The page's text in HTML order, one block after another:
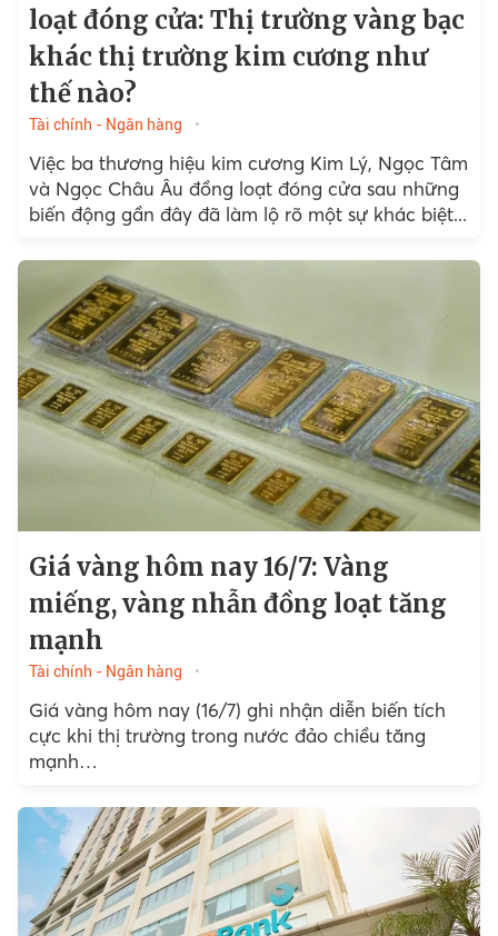
loạt đóng cửa: Thị trường vàng bạc
khác thị trường kim cương như
thế nào?
Tài chính - Ngân hàng
Việc ba thương hiệu kim cương Kim Lý, Ngọc Tâm
và Ngọc Châu Âu đồng loạt đóng cửa sau những
biến động gần đây đã làm lộ rõ một sự khác biệt...
Giá vàng hôm nay 16/7: Vàng
miếng, vàng nhẫn đồng loạt tăng
mạnh
Tài chính - Ngân hàng
Giá vàng hôm nay (16/7) ghi nhận diễn biến tích
cực khi thị trường trong nước đảo chiều tăng
mạnh…